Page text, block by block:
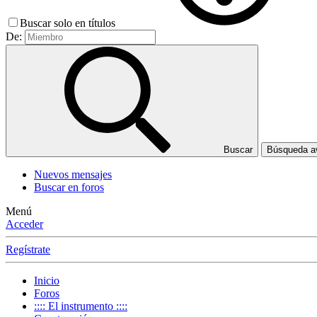
Buscar solo en títulos
De:
Buscar Búsqueda
Nuevos mensajes
Buscar en foros
Menú
Acceder
Regístrate
Inicio
Foros
:::: El instrumento ::::